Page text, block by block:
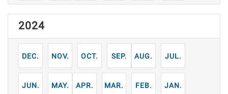
2024
12月 11月 10月 9月 8月 7月
6月 5月 4月 3月 2月 1月